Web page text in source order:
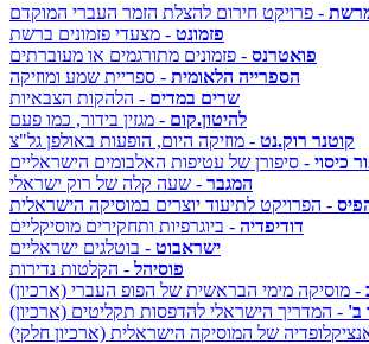
- פרויקט חירום להצלת הזמר העברי המוקדם
פזמונט - מצעדי פזמונים ברשת
פואטרנס - פזמונים מתורגמים או מעוברתים
הספרייה הלאומית - ספריית שמע ומוזיקה
שרים במדים - הלהקות הצבאיות
להיטון.קום - מגזין בידור, כמו פעם
קוטנר רוק.נט - מוזיקה היום, הופעות באולפן גל"צ
כיסוי - סיפורן של עטיפות האלבומים הישראליים
המגבר - שעה קלה של רוק ישראלי
- הפרויקט לתיעוד יוצרים במוסיקה הישראלית
דודיפדיה - ביוגרפיות ותחקירים מוסיקליים
ישראבוט - בוטלגים ישראליים
פוסיהל - הקלטות נדירות
- מוסיקה מימי הבראשית של הפופ העברי (ארכיון)
ב' - המדריך הישראלי להדפסות תקליטים (ארכיון)
של המוסיקה הישראלית (ארכיון חלקי)